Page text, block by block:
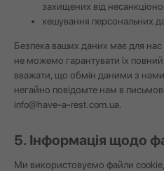
захищених від
хешування персональних
Безпека ваших даних має для
не можемо гарантувати їх
вважати, що обмін даними з нами
негайно повідомте нам в
info@have-a-rest.com.ua
5. Інформація щодо
Ми використовуємо файли cookie,